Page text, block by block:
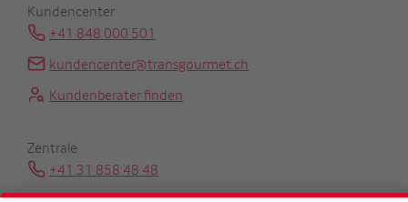
Kundencenter
+41 848 000 501
kundencenter@transgourmet.ch
Kundenberater finden
Zentrale
+41 31 858 48 48